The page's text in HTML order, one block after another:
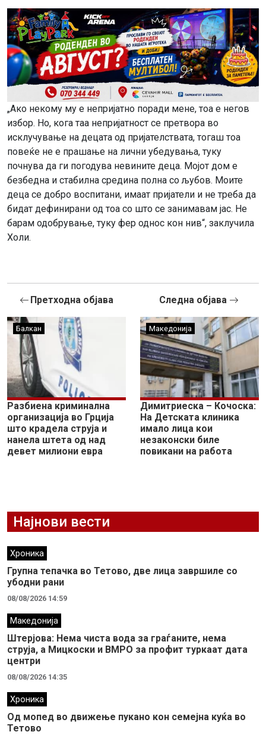
„Ако некому му е непријатно поради мене, тоа е негов
избор. Но, кога таа непријатност се претвора во
исклучување на децата од пријателствата, тогаш тоа
повеќе не е прашање на лични убедувања, туку
почнува да ги погодува невините деца. Мојот дом е
безбедна и стабилна средина полна со љубов. Моите
деца се добро воспитани, имаат пријатели и не треба да
бидат дефинирани од тоа со што се занимавам јас. Не
барам одобрување, туку фер однос кон нив“, заклучила
Холи.
Претходна објава
Балкан
Разбиена криминална
организација во Грција
што крадела струја и
нанела штета од над
девет милиони евра
Следна објава
Македонија
Димитриеска – Кочоска:
На Детската клиника
имало лица кои
незаконски биле
повикани на работа
Најнови вести
Хроника
Групна тепачка во Тетово, две лица завршиле со
убодни рани
08/08/2026 14:59
Македонија
Штерјова: Нема чиста вода за граѓаните, нема
струја, а Мицкоски и ВМРО за профит туркаат дата
центри
08/08/2026 14:35
Хроника
Од мопед во движење пукано кон семејна куќа во
Тетово